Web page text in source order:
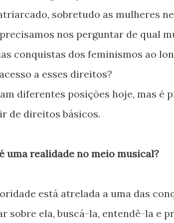
sobretudo as mulheres
nos perguntar de qual
conquistas dos feminismos ao
a esses direitos?
diferentes posições hoje, mas é
de direitos básicos.
uma realidade no meio musical?
está atrelada a uma das
sobre ela, buscá-la, entendê-la e